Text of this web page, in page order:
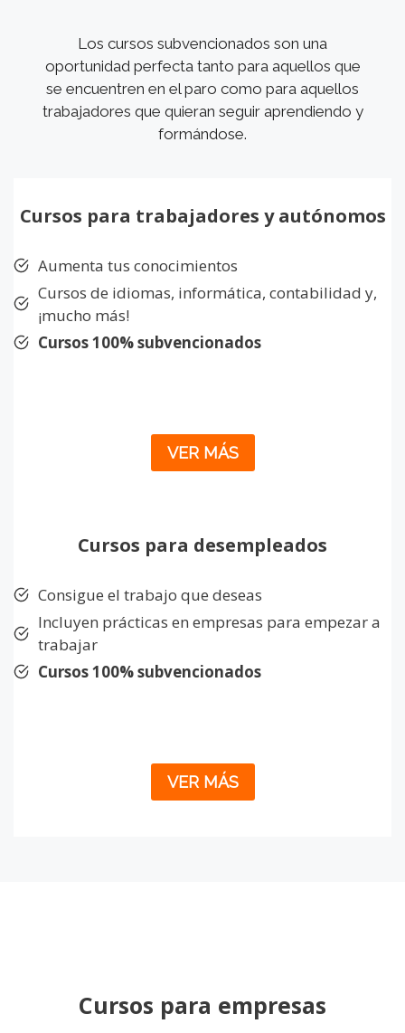
Los cursos subvencionados son una
oportunidad perfecta tanto para aquellos que
se encuentren en el paro como para aquellos
trabajadores que quieran seguir aprendiendo y
formándose.
Cursos para trabajadores y autónomos
Aumenta tus conocimientos
Cursos de idiomas, informática, contabilidad y,
¡mucho más!
Cursos 100% subvencionados
VER MÁS
Cursos para desempleados
Consigue el trabajo que deseas
Incluyen prácticas en empresas para empezar a
trabajar
Cursos 100% subvencionados
VER MÁS
Cursos para empresas